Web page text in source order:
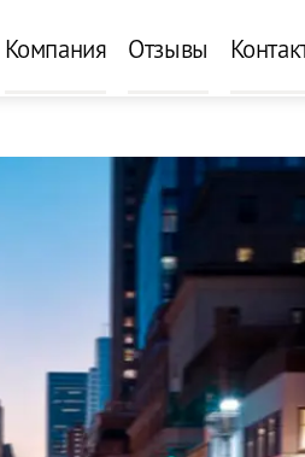
Компания Отзывы